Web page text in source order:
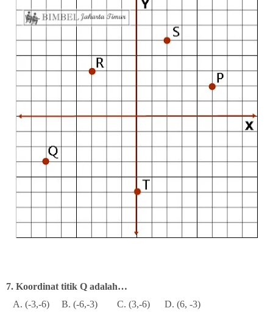
7. Koordinat titik Q adalah…
A. (-3,-6) B. (-6,-3) C. (3,-6) D. (6, -3)